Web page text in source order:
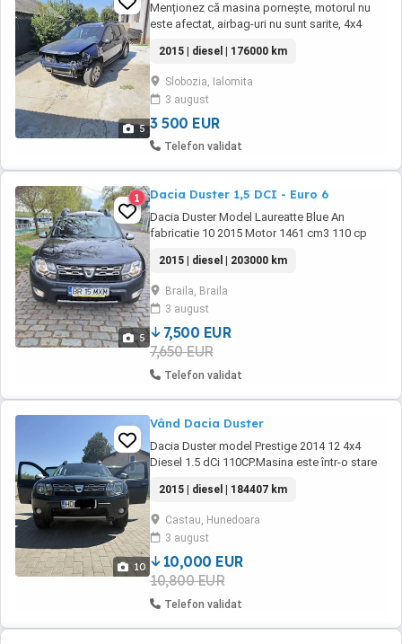
5
Menționez că masina pornește, motorul nu
este afectat, airbag-uri nu sunt sarite, 4x4
electrice, oglinzi electrice și încălzite, curată
interior si mentenanță corespunzatoare
inainte de accident. Pentru orice informatie nu
ezitați sa ma contactați. Motivul vânzării ...
2015 | diesel | 176000 km
Slobozia, Ialomita
3 august
3 500 EUR
Telefon validat
5
1 Dacia Duster 1,5 DCI - Euro 6
Dacia Duster Model Laureatte Blue An
fabricatie 10 2015 Motor 1461 cm3 110 cp
6+1 Tracțiune față 4x2 Geamuri electrice față
Oglinzi electrice cu încălzire Abs Esp Srs 4x
airbag Senzori parcare spate Computer de
bord Pilot automat Cruise control Limitator ...
2015 | diesel | 203000 km
Braila, Braila
3 august
7,500 EUR
7,650 EUR
Telefon validat
10
Vând Dacia Duster
Dacia Duster model Prestige 2014 12 4x4
Diesel 1.5 dCi 110CP.Masina este într-o stare
ideală pentru familie și drumuri lungi cu dotări
moderne și multiple și sisteme de siguranță.
Schimbat distribuție+pompa de apă ,schimb.
ulei motor+filtre,schimb. ulei
cutie+grupuri,telescoape+arcuri ...
2015 | diesel | 184407 km
Castau, Hunedoara
3 august
10,000 EUR
10,800 EUR
Telefon validat